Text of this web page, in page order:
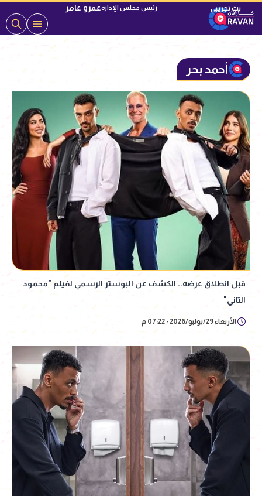
رئيس مجلس الإدارةعمرو عامر
أحمد بحر
قبل انطلاق عرضه.. الكشف عن البوستر الرسمي لفيلم "محمود
التاني"
الأربعاء 29/يوليو/2026 - 07:22 م